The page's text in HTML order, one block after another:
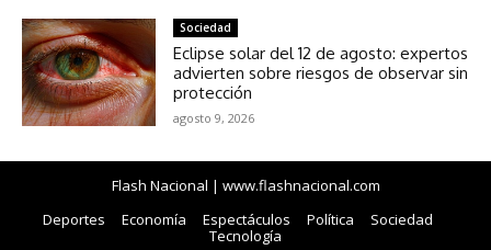
Sociedad
Eclipse solar del 12 de agosto: expertos
advierten sobre riesgos de observar sin
protección
agosto 9, 2026
Flash Nacional | www.flashnacional.com
Deportes
Economía Espectáculos Política
Sociedad
Tecnología